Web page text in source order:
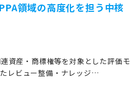
領域の高度化を担う中核
資産・商標権等を対象とした評価モ
レビュー整備・ナレッジ…